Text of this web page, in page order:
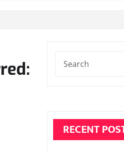
RECENT